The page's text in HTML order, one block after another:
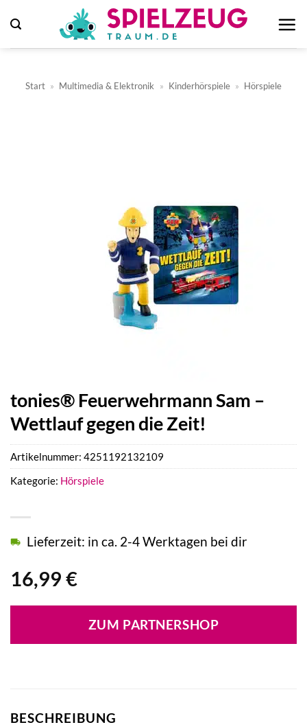
Inhalt
springen
Start » Multimedia & Elektronik » Kinderhörspiele » Hörspiele
tonies® Feuerwehrmann Sam –
Wettlauf gegen die Zeit!
16,99 €
Lieferzeit: in ca. 2-4 Werktagen bei dir
ZUM PARTNERSHOP
Artikelnummer: 4251192132109
Kategorie: Hörspiele
BESCHREIBUNG